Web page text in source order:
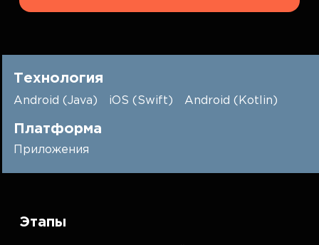
Технология
Android (Java) iOS (Swift) Android (Kotlin)
Платформа
Приложения
Этапы